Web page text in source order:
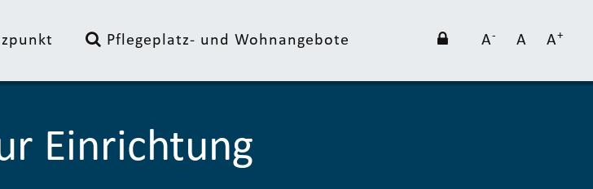
Pflegeplatz- und Wohnangebote A- A A+
Einrichtung